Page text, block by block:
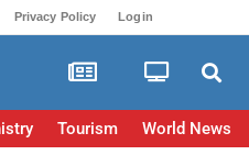
Privacy Policy Login
Tourism World News